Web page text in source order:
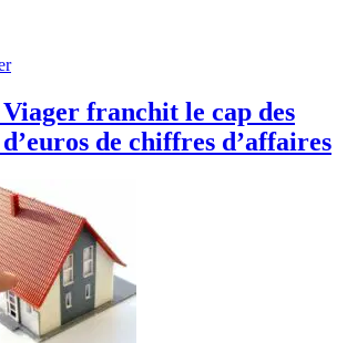
Viager franchit le cap des
de chiffres d’affaires